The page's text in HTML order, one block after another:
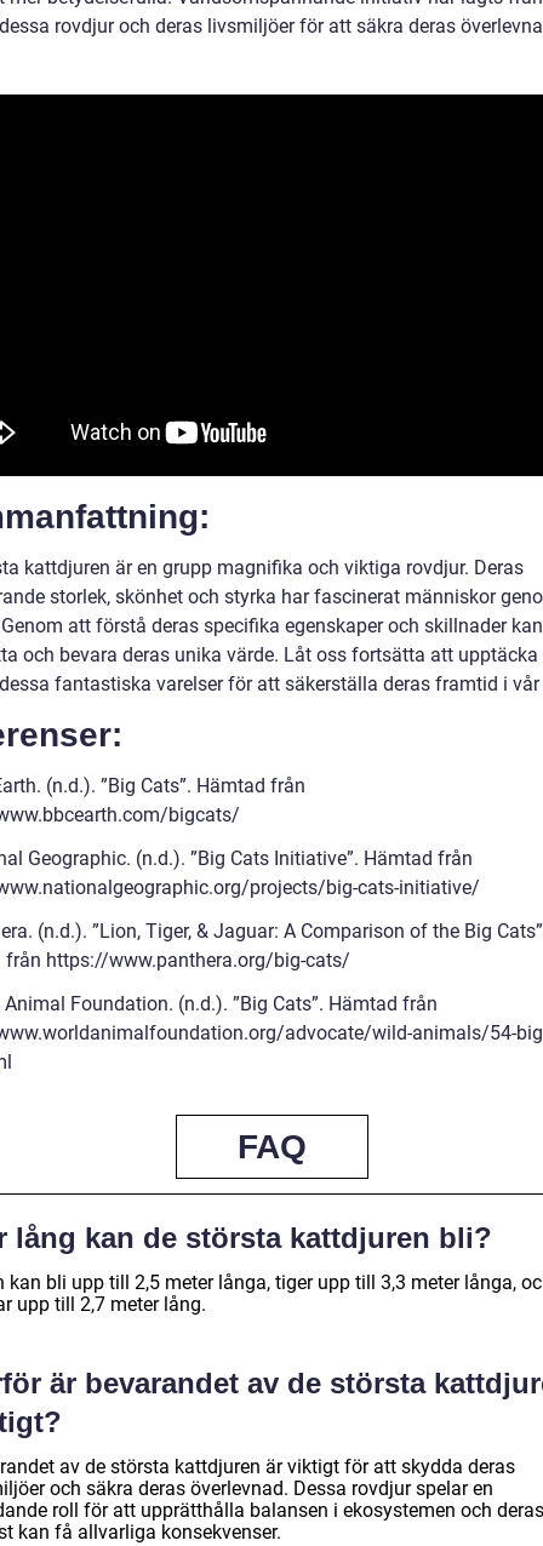
rovdjur och deras livsmiljöer för att säkra deras
kattdjuren är en grupp magnifika och viktiga rovdjur. Deras
storlek, skönhet och styrka har fascinerat människor
att förstå deras specifika egenskaper och skillnader
och bevara deras unika värde. Låt oss fortsätta att upptäcka
fantastiska varelser för att säkerställa deras framtid i
(n.d.). ”Big Cats”. Hämtad från
bigcats/
Geographic. (n.d.). ”Big Cats Initiative”. Hämtad från
projects/big-cats-initiative/
(n.d.). ”Lion, Tiger, & Jaguar: A Comparison of the Big
från https://www.panthera.org/big-cats/
Foundation. (n.d.). ”Big Cats”. Hämtad från
advocate/wild-animals/54-
FAQ
lång kan de största kattdjuren bli?
kan bli upp till 2,5 meter långa, tiger upp till 3,3 meter långa,
upp till 2,7 meter lång.
är bevarandet av de största
av de största kattdjuren är viktigt för att skydda deras
och säkra deras överlevnad. Dessa rovdjur spelar en
roll för att upprätthålla balansen i ekosystemen och deras
kan få allvarliga konsekvenser.